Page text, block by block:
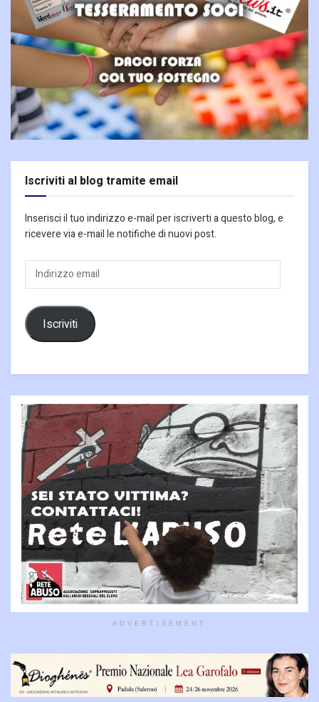
Iscriviti al blog tramite email
Inserisci il tuo indirizzo e-mail per iscriverti a questo blog, e
ricevere via e-mail le notifiche di nuovi post.
Indirizzo
email
Iscriviti
ADVERTISEMENT